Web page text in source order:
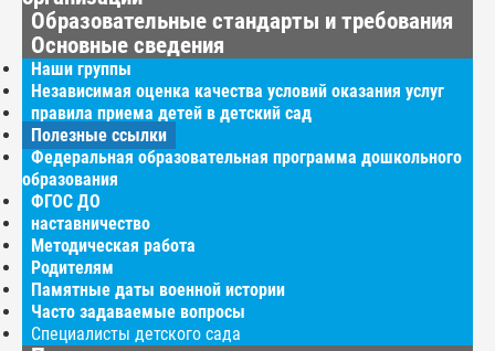
Образовательные стандарты и требования
Основные сведения
Наши группы
Независимая оценка качества условий оказания услуг
правила приема детей в детский сад
Полезные ссылки
Федеральная образовательная программа дошкольного
образования
ФГОС ДО
наставничество
Методическая работа
Родителям
Памятные даты военной истории
Часто задаваемые вопросы
Специалисты детского сада